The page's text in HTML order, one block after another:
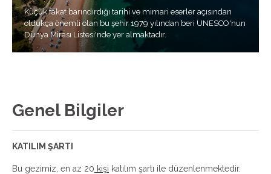
Küçük fakat barındırdığı tarihi ve mimari eserler açısından
oldukça önemli olan bu şehir 1979 yılından beri UNESCO'nun
Dünya Mirası Listesi'nde yer almaktadır.
Genel Bilgiler
KATILIM ŞARTI
Bu gezimiz, en az 20 kişi katılım şartı ile düzenlenmektedir.